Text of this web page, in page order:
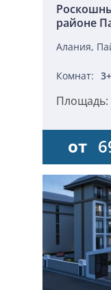
районе
Алания,
Комнат:
Площадь:
от